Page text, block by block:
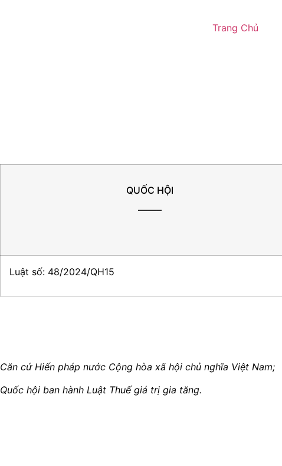
Trang Chủ
QUỐC HỘI
——–
Luật số: 48/2024/QH15
Căn cứ Hiến pháp nước Cộng hòa xã hội chủ nghĩa Việt Nam;
Quốc hội ban hành Luật Thuế giá trị gia tăng.